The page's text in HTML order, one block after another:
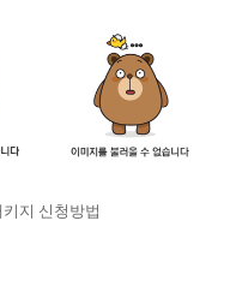
지 신청방법